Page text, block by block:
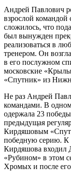
Андрей Павлович
взрослой командой
сложилось, что
был вынужден
реализоваться в
тренером. Он
в его послужном
московские
«Спутник» из
Не раз Андрей
командами. В
одержала 23
предыдущая
Кирдяшовым
победную серию. К
Кирдяшова входил
«Рубином» в этом
Хромых и после его